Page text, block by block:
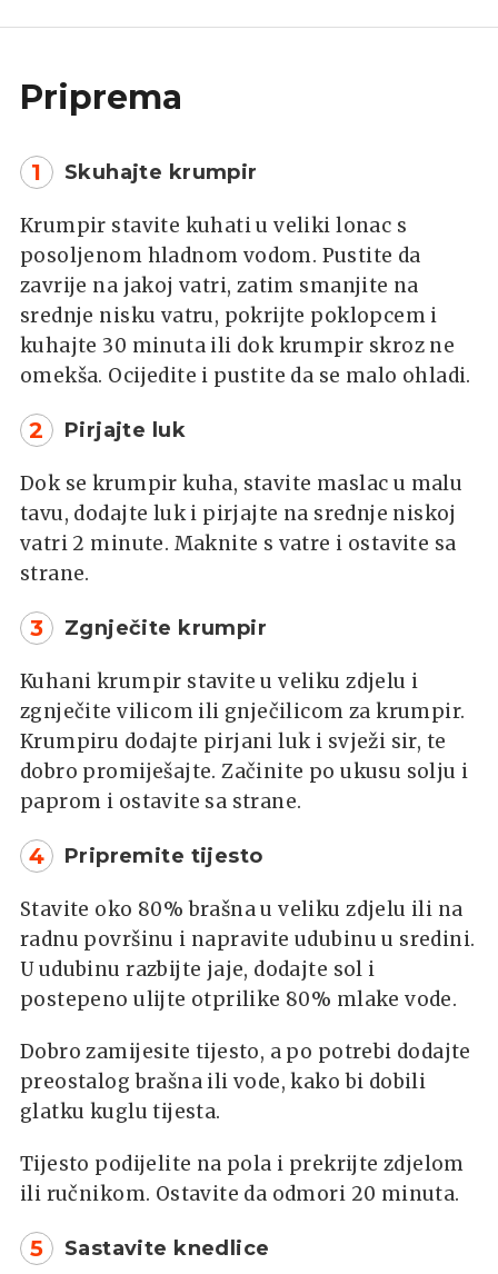
Priprema
1 Skuhajte krumpir
Krumpir stavite kuhati u veliki lonac s
posoljenom hladnom vodom. Pustite da
zavrije na jakoj vatri, zatim smanjite na
srednje nisku vatru, pokrijte poklopcem i
kuhajte 30 minuta ili dok krumpir skroz ne
omekša. Ocijedite i pustite da se malo ohladi.
2 Pirjajte luk
Dok se krumpir kuha, stavite maslac u malu
tavu, dodajte luk i pirjajte na srednje niskoj
vatri 2 minute. Maknite s vatre i ostavite sa
strane.
3 Zgnječite krumpir
Kuhani krumpir stavite u veliku zdjelu i
zgnječite vilicom ili gnječilicom za krumpir.
Krumpiru dodajte pirjani luk i svježi sir, te
dobro promiješajte. Začinite po ukusu solju i
paprom i ostavite sa strane.
4 Pripremite tijesto
Stavite oko 80% brašna u veliku zdjelu ili na
radnu površinu i napravite udubinu u sredini.
U udubinu razbijte jaje, dodajte sol i
postepeno ulijte otprilike 80% mlake vode.
Dobro zamijesite tijesto, a po potrebi dodajte
preostalog brašna ili vode, kako bi dobili
glatku kuglu tijesta.
Tijesto podijelite na pola i prekrijte zdjelom
ili ručnikom. Ostavite da odmori 20 minuta.
5 Sastavite knedlice